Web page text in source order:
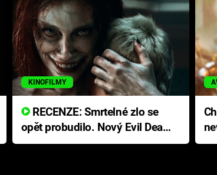
KINOFILMY
RECENZE: Smrtelné zlo se
opět probudilo. Nový Evil Dead
přichází s neodolatelnou